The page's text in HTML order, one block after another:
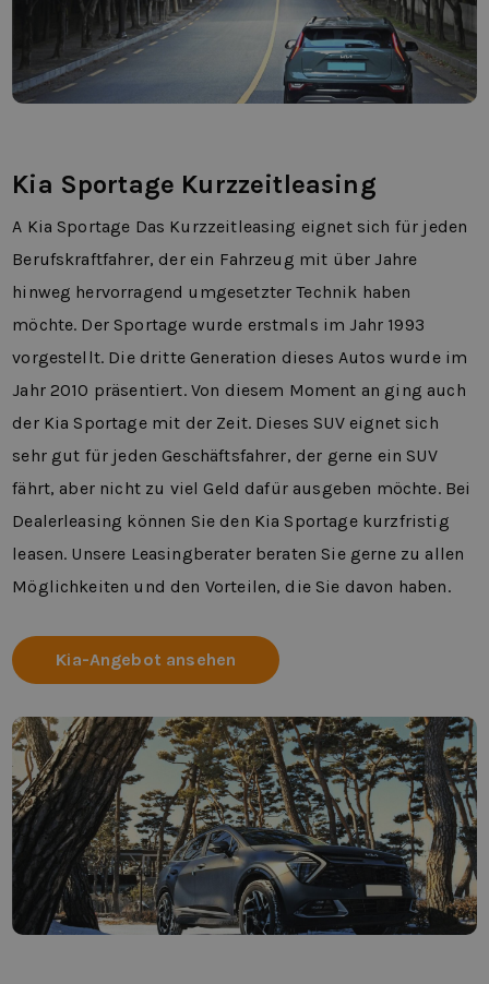
Kia Sportage Kurzzeitleasing
A Kia Sportage Das Kurzzeitleasing eignet sich für jeden
Berufskraftfahrer, der ein Fahrzeug mit über Jahre
hinweg hervorragend umgesetzter Technik haben
möchte. Der Sportage wurde erstmals im Jahr 1993
vorgestellt. Die dritte Generation dieses Autos wurde im
Jahr 2010 präsentiert. Von diesem Moment an ging auch
der Kia Sportage mit der Zeit. Dieses SUV eignet sich
sehr gut für jeden Geschäftsfahrer, der gerne ein SUV
fährt, aber nicht zu viel Geld dafür ausgeben möchte. Bei
Dealerleasing können Sie den Kia Sportage kurzfristig
leasen. Unsere Leasingberater beraten Sie gerne zu allen
Möglichkeiten und den Vorteilen, die Sie davon haben.
Kia-Angebot ansehen